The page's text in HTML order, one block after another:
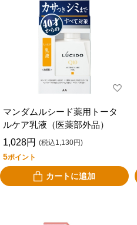
マンダムルシード薬用トータ
ルケア乳液（医薬部外品）
1,028円 (税込1,130円)
5ポイント
カートに追加